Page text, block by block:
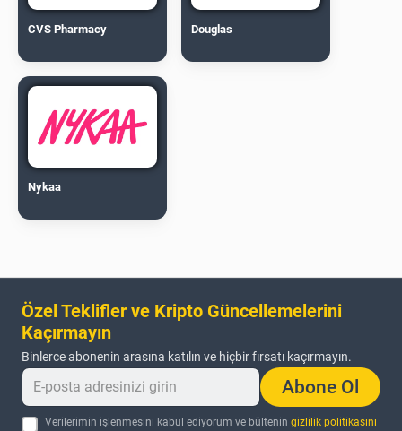
CVS Pharmacy Douglas
Nykaa
Özel Teklifler ve Kripto Güncellemelerini
Kaçırmayın
Binlerce abonenin arasına katılın ve hiçbir fırsatı kaçırmayın.
Abone Ol
Verilerimin işlenmesini kabul ediyorum ve bülteningizlilik politikasını